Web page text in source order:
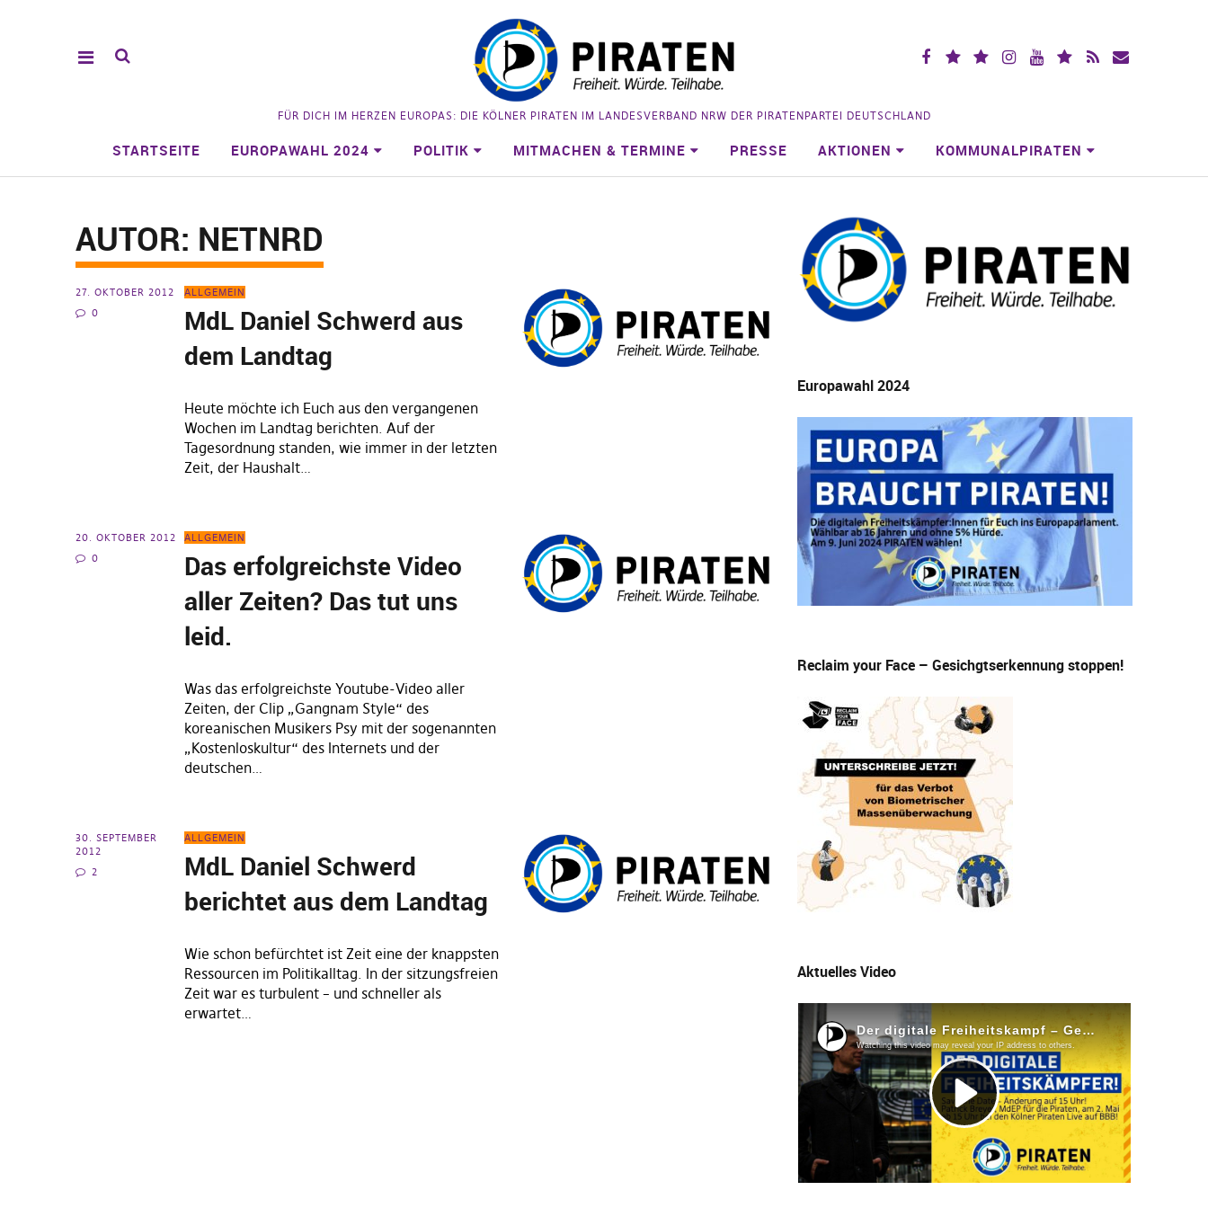
FÜR DICH IM HERZEN EUROPAS: DIE KÖLNER PIRATEN IM LANDESVERBAND NRW DER PIRATENPARTEI DEUTSCHLAND
STARTSEITE EUROPAWAHL 2024 POLITIK MITMACHEN & TERMINE PRESSE AKTIONEN KOMMUNALPIRATEN
AUTOR: NETNRD
27. OKTOBER 2012
0
ALLGEMEIN
MdL Daniel Schwerd aus
dem Landtag
Heute möchte ich Euch aus den vergangenen
Wochen im Landtag berichten. Auf der
Tagesordnung standen, wie immer in der letzten
Zeit, der Haushalt…
20. OKTOBER 2012
0
ALLGEMEIN
Das erfolgreichste Video
aller Zeiten? Das tut uns
leid.
Was das erfolgreichste Youtube-Video aller
Zeiten, der Clip „Gangnam Style“ des
koreanischen Musikers Psy mit der sogenannten
„Kostenloskultur“ des Internets und der
deutschen…
30. SEPTEMBER
2012
2
ALLGEMEIN
MdL Daniel Schwerd
berichtet aus dem Landtag
Wie schon befürchtet ist Zeit eine der knappsten
Ressourcen im Politikalltag. In der sitzungsfreien
Zeit war es turbulent – und schneller als
erwartet…
Europawahl 2024
Reclaim your Face – Gesichgtserkennung stoppen!
Aktuelles Video